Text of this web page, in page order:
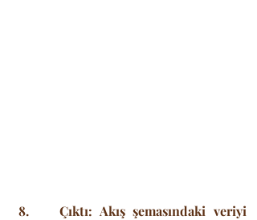
8.    Çıktı: Akış şemasındaki veriyi